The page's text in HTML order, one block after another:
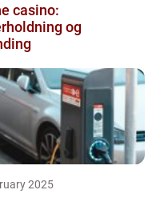
casino:
og
2025